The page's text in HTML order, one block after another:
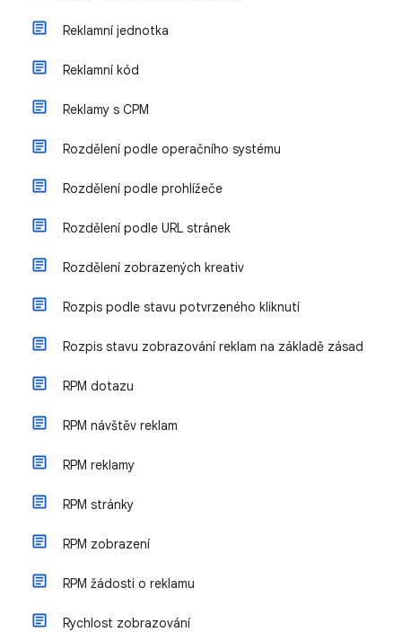
Reklamní jednotka
Reklamní kód
Reklamy s CPM
Rozdělení podle operačního systému
Rozdělení podle prohlížeče
Rozdělení podle URL stránek
Rozdělení zobrazených kreativ
Rozpis podle stavu potvrzeného kliknutí
Rozpis stavu zobrazování reklam na základě zásad
RPM dotazu
RPM návštěv reklam
RPM reklamy
RPM stránky
RPM zobrazení
RPM žádosti o reklamu
Rychlost zobrazování